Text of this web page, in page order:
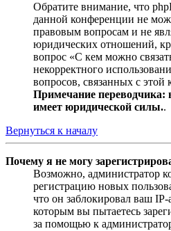
Обратите внимание, что
данной конференции не
правовым вопросам и не
юридических отношений,
вопрос «С кем можно
некорректного
вопросов, связанных с этой
Примечание переводчика:
имеет юридической силы..
Вернуться к началу
Почему я не могу
Возможно, администратор
регистрацию новых
что он заблокировал ваш
которым вы пытаетесь
за помощью к